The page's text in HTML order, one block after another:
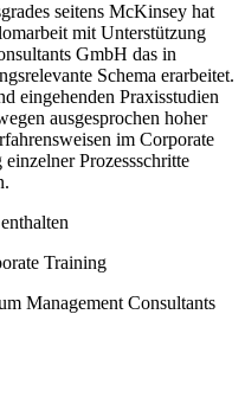
seitens McKinsey hat
mit Unterstützung
GmbH das in
Schema erarbeitet.
eingehenden Praxisstudien
ausgesprochen hoher
im Corporate
Prozessschritte
Training
Management Consultants